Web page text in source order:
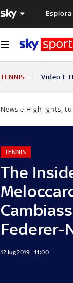
TENNIS Video E
News e Highlights,
The
Federer-
TENNIS
12 lug 2019 - 11:00